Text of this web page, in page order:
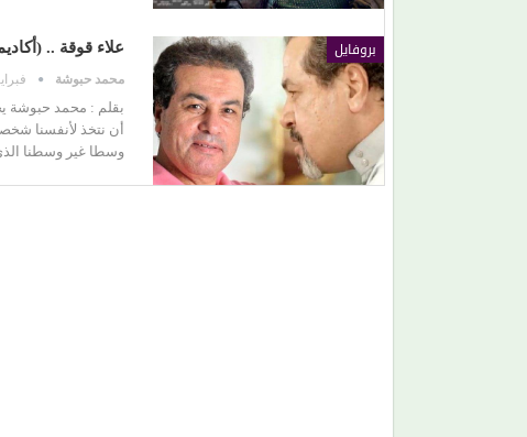
بروفايل علاء قوقة ..
محمد حبوشة فبراير
بقلم : محمد حبوشة
أن نتخذ لأنفسنا
وسطا غير وسطنا
(بعد الليل).. هل يقدم (محمد الشرنوبي) أهم محطة في